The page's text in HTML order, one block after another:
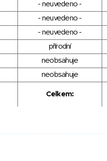
- neuvedeno -
- neuvedeno -
- neuvedeno -
přírodní
neobsahuje
neobsahuje
Celkem: